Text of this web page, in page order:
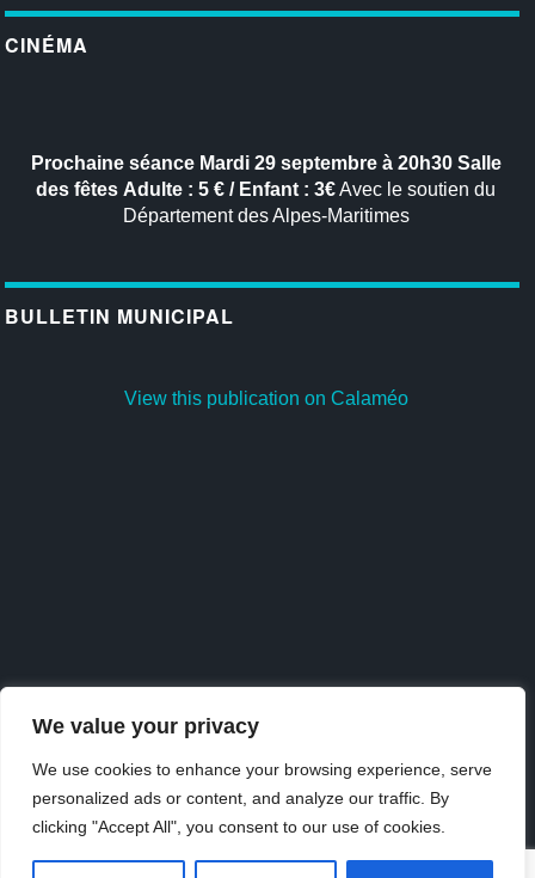
We value your privacy
We use cookies to enhance your browsing experience, serve
personalized ads or content, and analyze our traffic. By
clicking "Accept All", you consent to our use of cookies.
CINÉMA
Prochaine séanceMardi 29 septembre à 20h30 Salle
des fêtes Adulte : 5 € / Enfant : 3€Avec le soutien du
Département des Alpes-Maritimes
BULLETIN MUNICIPAL
View this publication on Calaméo
Publish atCalaméoor browsethe library.